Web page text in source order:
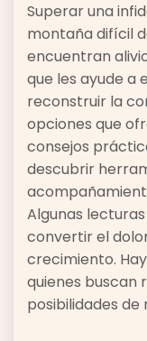
Superar una
montaña difícil
encuentran
que les ayude a
reconstruir la
opciones que
consejos
descubrir
Algunas
convertir el
crecimiento.
quienes buscan
posibilidades